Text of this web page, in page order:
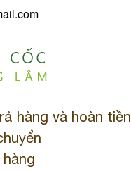
hàng và hoàn tiền